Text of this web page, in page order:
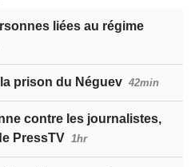
liées au régime
prison du Néguev 42min
contre les journalistes,
PressTV 1hr